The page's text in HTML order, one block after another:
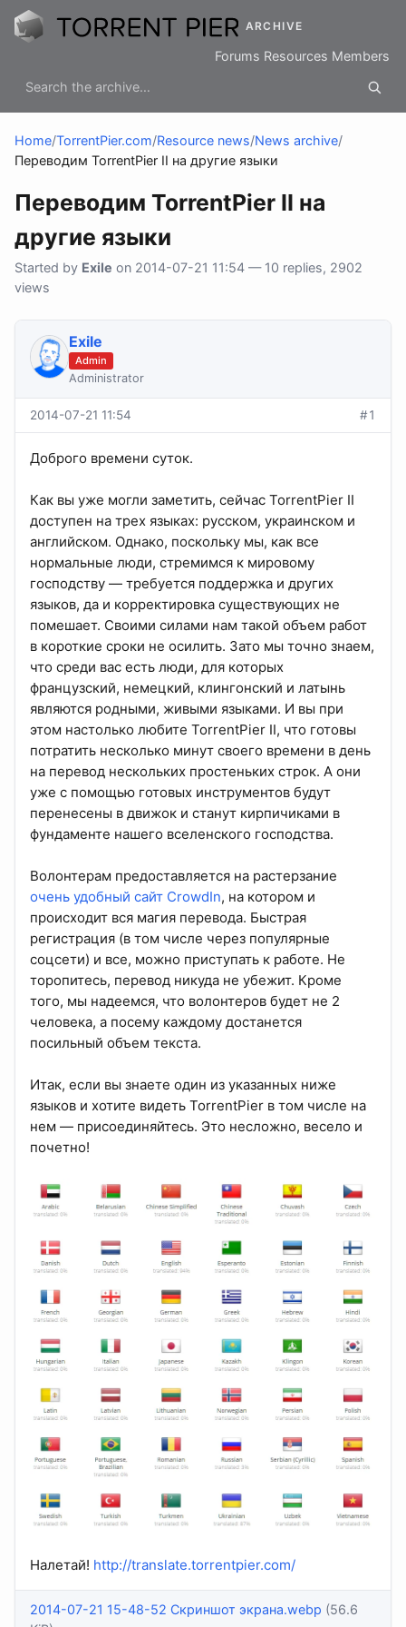
ARCHIVE
Forums Resources Members
Home/TorrentPier.com/Resource news/News archive/
Переводим TorrentPier II на другие языки
Переводим TorrentPier II на
другие языки
Started by Exile on 2014-07-21 11:54 — 10 replies, 2902
views
Exile
Admin
Administrator
2014-07-21 11:54 #1
Доброго времени суток.
Как вы уже могли заметить, сейчас TorrentPier II
доступен на трех языках: русском, украинском и
английском. Однако, поскольку мы, как все
нормальные люди, стремимся к мировому
господству — требуется поддержка и других
языков, да и корректировка существующих не
помешает. Своими силами нам такой объем работ
в короткие сроки не осилить. Зато мы точно знаем,
что среди вас есть люди, для которых
французский, немецкий, клингонский и латынь
являются родными, живыми языками. И вы при
этом настолько любите TorrentPier II, что готовы
потратить несколько минут своего времени в день
на перевод нескольких простеньких строк. А они
уже с помощью готовых инструментов будут
перенесены в движок и станут кирпичиками в
фундаменте нашего вселенского господства.
Волонтерам предоставляется на растерзание
очень удобный сайт CrowdIn, на котором и
происходит вся магия перевода. Быстрая
регистрация (в том числе через популярные
соцсети) и все, можно приступать к работе. Не
торопитесь, перевод никуда не убежит. Кроме
того, мы надеемся, что волонтеров будет не 2
человека, а посему каждому достанется
посильный объем текста.
Итак, если вы знаете один из указанных ниже
языков и хотите видеть TorrentPier в том числе на
нем — присоединяйтесь. Это несложно, весело и
почетно!
Налетай! http://translate.torrentpier.com/
2014-07-21 15-48-52 Скриншот экрана.webp (56.6